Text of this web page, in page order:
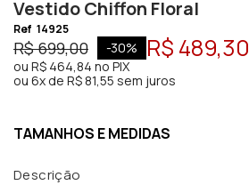
Vestido Chiffon Floral
Ref 14925
R$ 699,00 -30% R$ 489,30
ou R$ 464,84 no PIX
ou 6x de R$ 81,55 sem juros
TAMANHOS E MEDIDAS
Descrição